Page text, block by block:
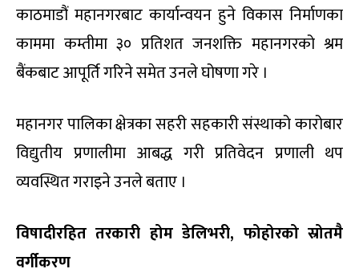
काठमाडौं महानगरबाट कार्यान्वयन हुने विकास निर्माणका
काममा कम्तीमा ३० प्रतिशत जनशक्ति महानगरको श्रम
बैंकबाट आपूर्ति गरिने समेत उनले घोषणा गरे ।
महानगर पालिका क्षेत्रका सहरी सहकारी संस्थाको कारोबार
विद्युतीय प्रणालीमा आबद्ध गरी प्रतिवेदन प्रणाली थप
व्यवस्थित गराइने उनले बताए ।
विषादीरहित तरकारी होम डेलिभरी, फोहोरको स्रोतमै
वर्गीकरण